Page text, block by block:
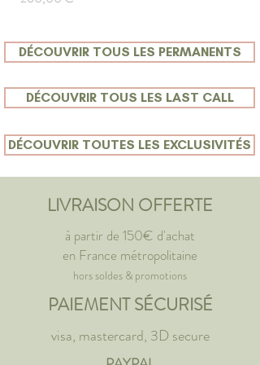
DÉCOUVRIR TOUS LES PERMANENTS
DÉCOUVRIR TOUS LES LAST CALL
DÉCOUVRIR TOUTES LES EXCLUSIVITÉS
LIVRAISON OFFERTE
à partir de 150€ d'achat
en France métropolitaine
hors soldes & promotions
PAIEMENT SÉCURISÉ
visa, mastercard, 3D secure